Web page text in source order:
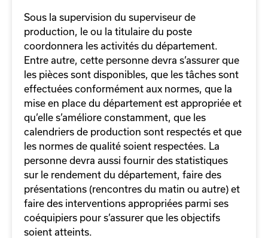
Sous la supervision du superviseur de
production, le ou la titulaire du poste
coordonnera les activités du département.
Entre autre, cette personne devra s’assurer que
les pièces sont disponibles, que les tâches sont
effectuées conformément aux normes, que la
mise en place du département est appropriée et
qu’elle s’améliore constamment, que les
calendriers de production sont respectés et que
les normes de qualité soient respectées. La
personne devra aussi fournir des statistiques
sur le rendement du département, faire des
présentations (rencontres du matin ou autre) et
faire des interventions appropriées parmi ses
coéquipiers pour s’assurer que les objectifs
soient atteints.